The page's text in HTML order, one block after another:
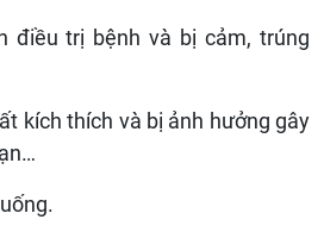
điều trị bệnh và bị cảm, trúng
kích thích và bị ảnh hưởng gây